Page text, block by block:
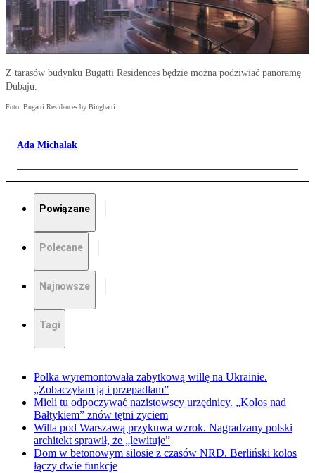
Z tarasów budynku Bugatti Residences będzie można podziwiać panoramę
Dubaju.
Foto: Bugatti Residences by Binghatti
Ada Michalak
Powiązane
Polecane
Najnowsze
Tagi
Polka wyremontowała zabytkową willę na Ukrainie.
„Zobaczyłam ją i przepadłam”
Mieli tu odpoczywać nazistowscy urzędnicy. „Kolos nad
Bałtykiem” znów tętni życiem
Willa pod Warszawą przykuwa wzrok. Nagradzany polski
architekt sprawił, że „lewituje”
Dom w betonowym silosie z czasów NRD. Berliński kolos
łączy dwie funkcje